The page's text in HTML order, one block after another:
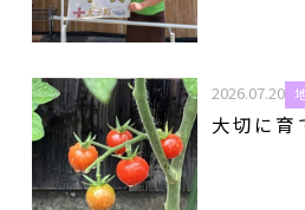
2026.07.20
大切に